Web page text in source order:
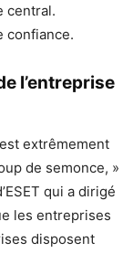
central.
confiance.
l’entreprise
extrêmement
de semonce, »
qui a dirigé
les entreprises
disposent